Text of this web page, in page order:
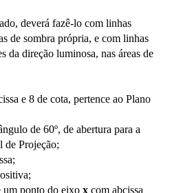
deverá fazê-lo com linhas
de sombra própria, e com linhas
da direção luminosa, nas áreas de
e 8 de cota, pertence ao Plano
de 60º, de abertura para a
de Projeção;
ponto do eixo xcom abcissa